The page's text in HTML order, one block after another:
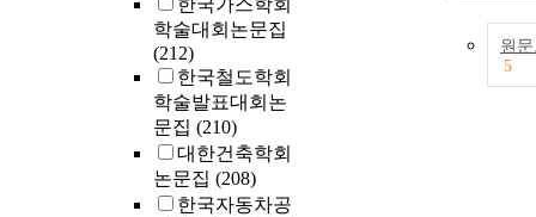
한국가스학회
학술대회논문집
(212)
한국철도학회
학술발표대회논
문집 (210)
대한건축학회
논문집 (208)
한국자동차공
use in a
applications
treatment of
human
(24.04%), in
forest floor
ha<sup>-1</
원
5